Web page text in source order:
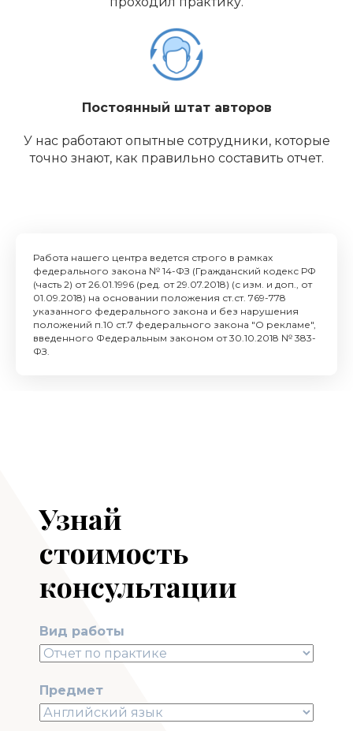
Постоянный штат авторов
У нас работают опытные сотрудники, которые
точно знают, как правильно составить отчет.
Работа нашего центра ведется строго в рамках
федерального закона № 14-ФЗ (Гражданский кодекс РФ
(часть 2) от 26.01.1996 (ред. от 29.07.2018) (с изм. и доп., от
01.09.2018) на основании положения ст.ст. 769-778
указанного федерального закона и без нарушения
положений п.10 ст.7 федерального закона "О рекламе",
введенного Федеральным законом от 30.10.2018 № 383-
ФЗ.
Узнай
стоимость
консультации
Вид работы
Предмет